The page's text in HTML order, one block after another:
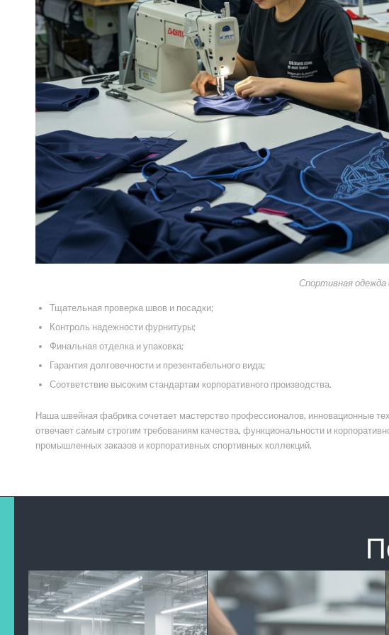
Спортивная
Тщательная проверка швов и посадки;
Контроль надежности фурнитуры;
Финальная отделка и упаковка;
Гарантия долговечности и презентабельного вида;
Соответствие высоким стандартам корпоративного производства.
Наша швейная фабрика сочетает мастерство профессионалов, инновационные
отвечает самым строгим требованиям качества, функциональности и
промышленных заказов и корпоративных спортивных коллекций.